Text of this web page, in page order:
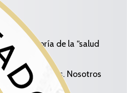
una autoría de la “salud
tenemos todos. Nosotros